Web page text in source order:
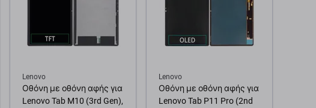
Lenovo
Οθόνη με οθόνη αφής για
Lenovo Tab M10 (3rd Gen),
Lenovo
Οθόνη με οθόνη αφής για
Lenovo Tab P11 Pro (2nd